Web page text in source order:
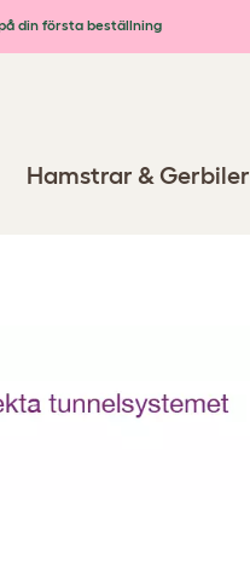
din första beställning
Hamstrar & Gerbiler